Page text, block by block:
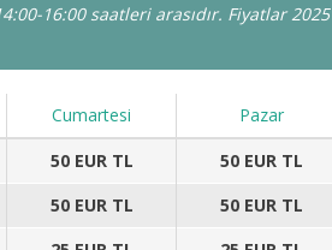
16:00 saatleri arasıdır. Fiyatlar 2025
Cumartesi
Pazar
50 EUR TL
50 EUR TL
50 EUR TL
50 EUR TL